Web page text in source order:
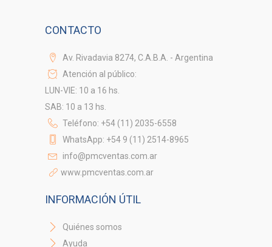
CONTACTO
Av. Rivadavia 8274, C.A.B.A. - Argentina
Atención al público:
LUN-VIE: 10 a 16 hs.
SAB: 10 a 13 hs.
Teléfono: +54 (11) 2035-6558
WhatsApp: +54 9 (11) 2514-8965
info@pmcventas.com.ar
www.pmcventas.com.ar
INFORMACIÓN ÚTIL
Quiénes somos
Ayuda